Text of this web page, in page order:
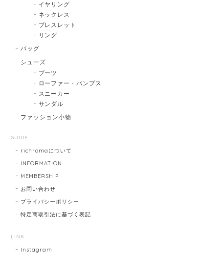
イヤリング
ネックレス
ブレスレット
リング
バッグ
シューズ
ブーツ
ローファー・パンプス
スニーカー
サンダル
ファッション小物
GUIDE
richromaについて
INFORMATION
MEMBERSHIP
お問い合わせ
プライバシーポリシー
特定商取引法に基づく表記
LINK
Instagram